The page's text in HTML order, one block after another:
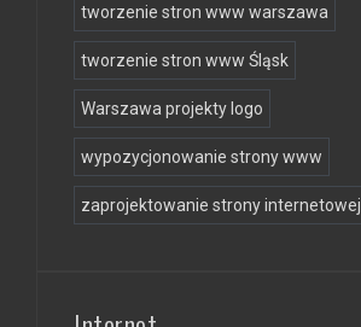
tworzenie stron www warszawa
tworzenie stron www Śląsk
Warszawa projekty logo
wypozycjonowanie strony www
zaprojektowanie strony internetowej